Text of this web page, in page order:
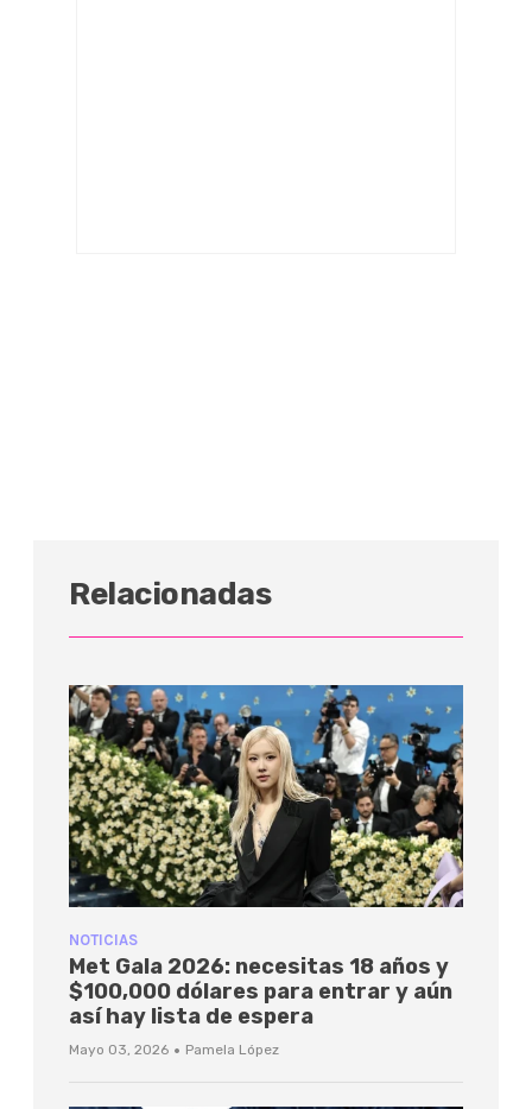
Relacionadas
NOTICIAS
Met Gala 2026: necesitas 18 años y
$100,000 dólares para entrar y aún
así hay lista de espera
Mayo 03, 2026 · Pamela López